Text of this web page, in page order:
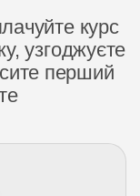
курс
узгоджуєте
перший